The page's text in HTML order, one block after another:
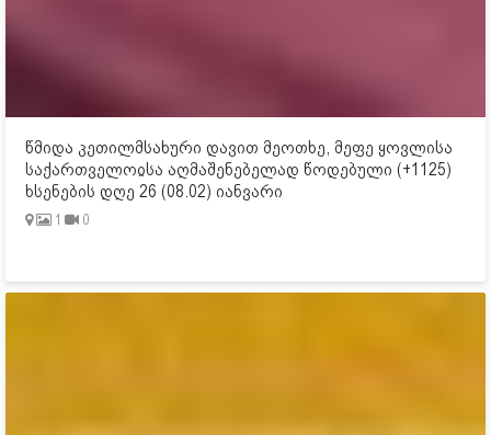
წმიდა კეთილმსახური დავით მეოთხე, მეფე ყოვლისა
საქართველოჲსა აღმაშენებელად წოდებული (+1125)
ხსენების დღე 26 (08.02) იანვარი
1 0